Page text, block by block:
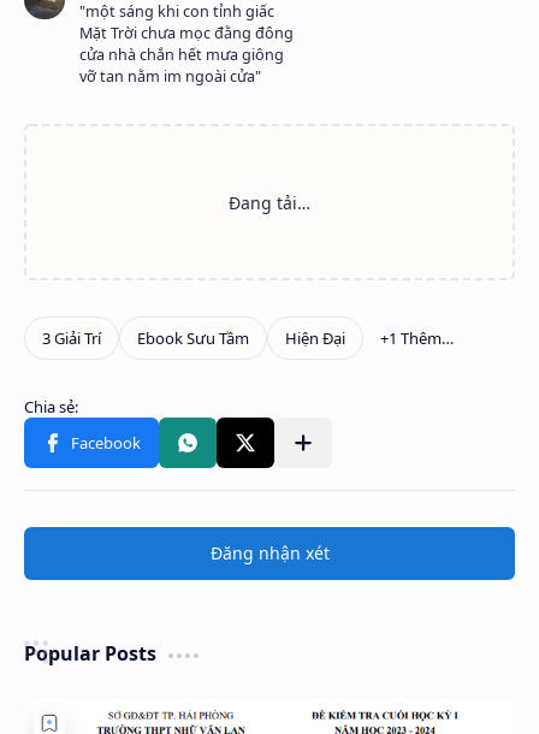
"một sáng khi con tỉnh giấc
Mặt Trời chưa mọc đằng đông
cửa nhà chắn hết mưa giông
vỡ tan nằm im ngoài cửa"
Đăng nhận xét
Popular Posts